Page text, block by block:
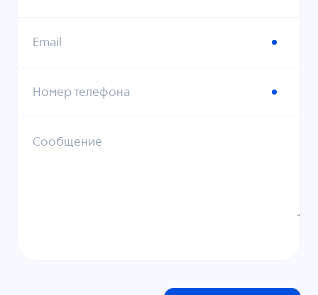
Email
Номер телефона
Сообщение